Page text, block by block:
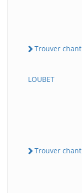
Trouver
LOUBET
Trouver